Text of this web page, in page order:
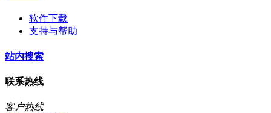
软件下载
支持与帮助
站内搜索
联系热线
客户热线